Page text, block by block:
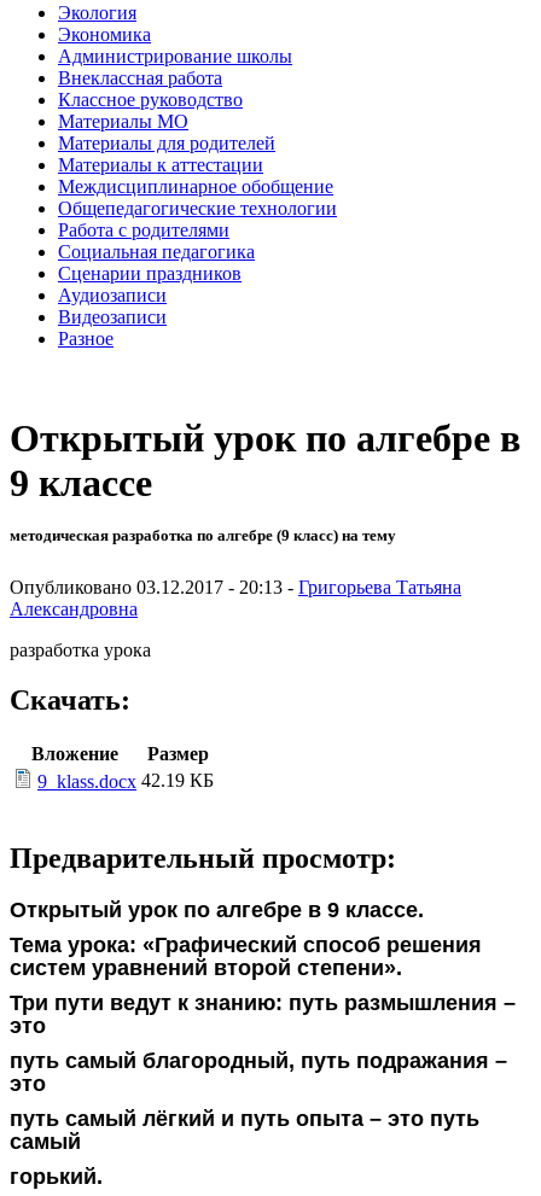
Экология
Экономика
Администрирование школы
Внеклассная работа
Классное руководство
Материалы МО
Материалы для родителей
Материалы к аттестации
Междисциплинарное обобщение
Общепедагогические технологии
Работа с родителями
Социальная педагогика
Сценарии праздников
Аудиозаписи
Видеозаписи
Разное
Открытый урок по алгебре в
9 классе
методическая разработка по алгебре (9 класс) на тему
Опубликовано 03.12.2017 - 20:13 - Григорьева Татьяна
Александровна
разработка урока
Скачать:
Вложение
Размер
9_klass.docx 42.19 КБ
Предварительный просмотр:
Открытый урок по алгебре в 9 классе.
Тема урока: «Графический способ решения
систем уравнений второй степени».
Три пути ведут к знанию: путь размышления –
это
путь самый благородный, путь подражания –
это
путь самый лёгкий и путь опыта – это путь
самый
горький.